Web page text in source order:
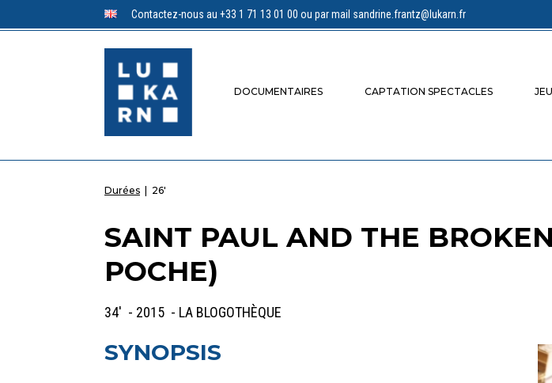
Contactez-nous au +33 1 71 13 01 00 ou par mail sandrine.frantz@lukarn.fr
DOCUMENTAIRES CAPTATION SPECTACLES
Durées | 26'
SAINT PAUL AND THE
POCHE)
34' - 2015 - LA BLOGOTHÈQUE
SYNOPSIS